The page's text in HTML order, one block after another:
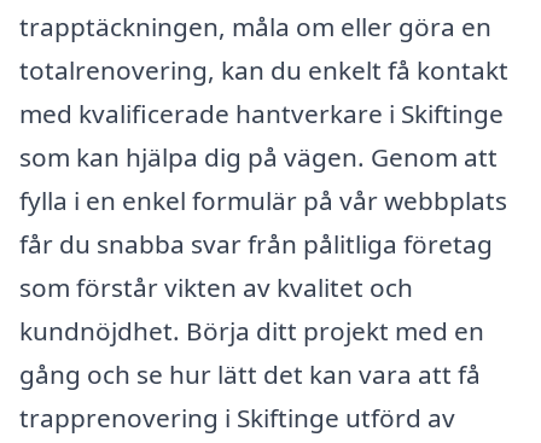
trapptäckningen, måla om eller göra en
totalrenovering, kan du enkelt få kontakt
med kvalificerade hantverkare i Skiftinge
som kan hjälpa dig på vägen. Genom att
fylla i en enkel formulär på vår webbplats
får du snabba svar från pålitliga företag
som förstår vikten av kvalitet och
kundnöjdhet. Börja ditt projekt med en
gång och se hur lätt det kan vara att få
trapprenovering i Skiftinge utförd av